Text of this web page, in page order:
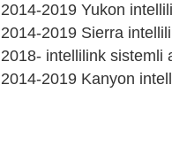
2014-2019 Yukon
2014-2019 Sierra
2018- intellilink sistemli
2014-2019 Kanyon